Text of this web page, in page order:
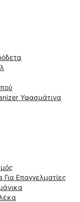
Υφασμάτινα
Επαγγελματίες